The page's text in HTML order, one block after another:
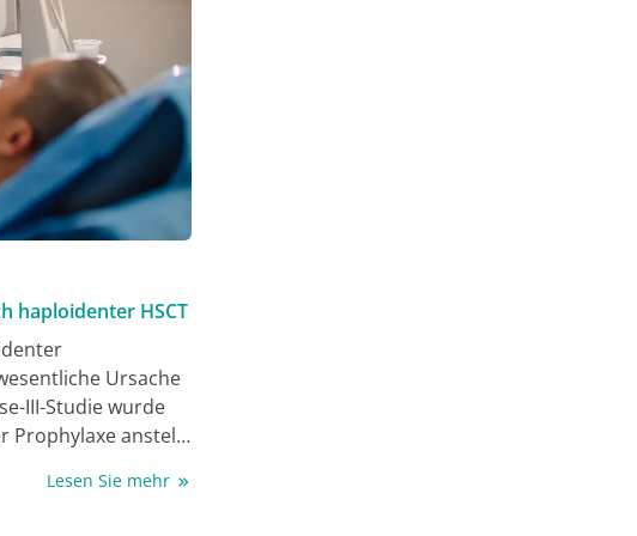
haploidenter HSCT
Ursache
III-Studie wurde
Prophylaxe anstelle
Lesen Sie mehr